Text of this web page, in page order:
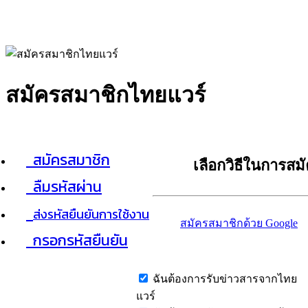
สมัครสมาชิกไทยแวร์
สมัครสมาชิก
ลืมรหัสผ่าน
ส่งรหัสยืนยันการใช้งาน
กรอกรหัสยืนยัน
เลือกวิธีในการส
สมัครสมาชิกด้วย Google
ฉันต้องการรับข่าวสารจากไทย
แวร์